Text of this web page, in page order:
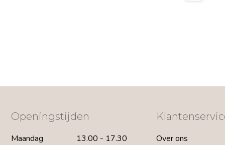
Openingstijden
Maandag
13.00 - 17.30
Over ons